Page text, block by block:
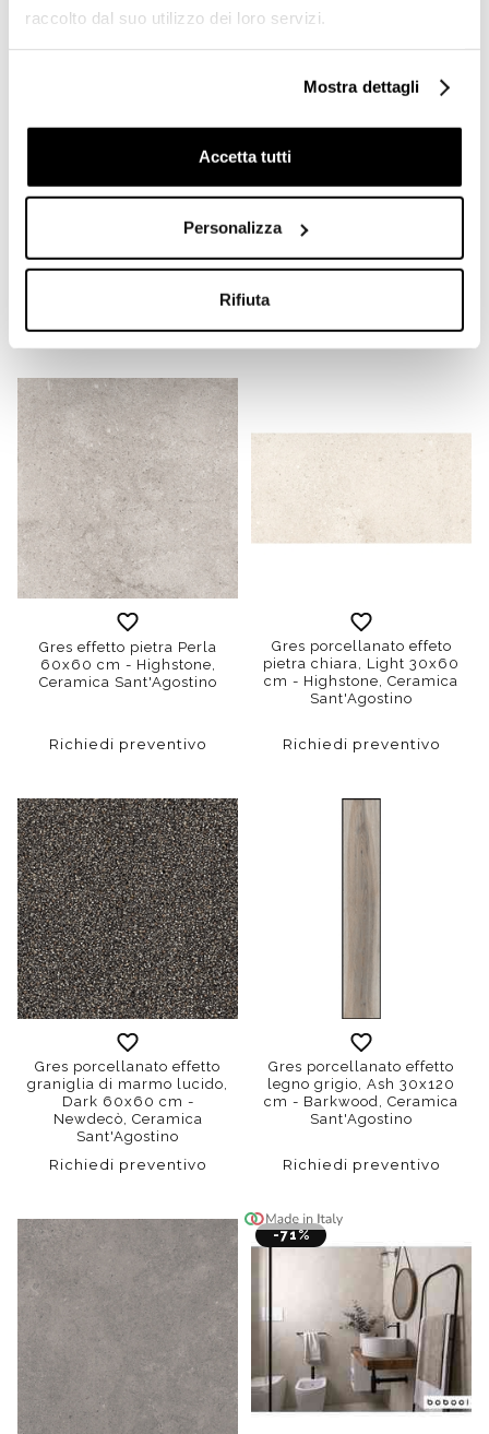
raccolto dal suo utilizzo dei loro servizi.
Mostra dettagli
Accetta tutti
Personalizza
Rifiuta
Battiscopa effetto legno in
7,3x60 - Barkwood,
Gres effetto graniglia
120x120 - Newdecò,
Gres effetto pietra Perla
60x60 cm - Highstone,
Ceramica Sant'Agostino
Richiedi preventivo
Gres porcellanato effeto
pietra chiara, Light 30x60
cm - Highstone, Ceramica
Sant'Agostino
Richiedi preventivo
Gres porcellanato effetto
graniglia di marmo lucido,
Dark 60x60 cm -
Newdecò, Ceramica
Sant'Agostino
Richiedi preventivo
Gres porcellanato effetto
legno grigio, Ash 30x120
cm - Barkwood, Ceramica
Sant'Agostino
Richiedi preventivo
-71%